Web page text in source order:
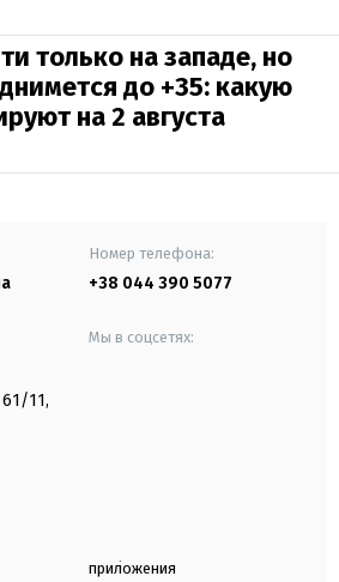
только на западе, но
до +35: какую
на 2 августа
Номер телефона:
+38 044 390 5077
61/11,
Мы в соцсетях:
приложения